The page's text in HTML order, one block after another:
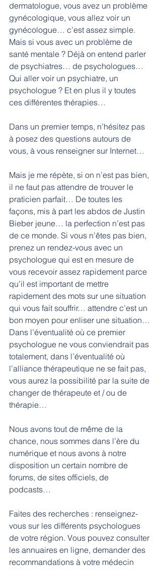
dermatologue, vous avez un problème
gynécologique, vous allez voir un
gynécologue… c’est assez simple.
Mais si vous avec un problème de
santé mentale ? Déjà on entend parler
de psychiatres… de psychologues…
Qui aller voir un psychiatre, un
psychologue ? Et en plus il y toutes
ces différentes thérapies…
Dans un premier temps, n’hésitez pas
à posez des questions autours de
vous, à vous renseigner sur Internet…
Mais je me répète, si on n’est pas bien,
il ne faut pas attendre de trouver le
praticien parfait… De toutes les
façons, mis à part les abdos de Justin
Bieber jeune… la perfection n’est pas
de ce monde. Si vous n’êtes pas bien,
prenez un rendez-vous avec un
psychologue qui est en mesure de
vous recevoir assez rapidement parce
qu’il est important de mettre
rapidement des mots sur une situation
qui vous fait souffrir… attendre c’est un
bon moyen pour enliser une situation…
Dans l’éventualité où ce premier
psychologue ne vous conviendrait pas
totalement, dans l’éventualité où
l’alliance thérapeutique ne se fait pas,
vous aurez la possibilité par la suite de
changer de thérapeute et / ou de
thérapie…
Nous avons tout de même de la
chance, nous sommes dans l’ère du
numérique et nous avons à notre
disposition un certain nombre de
forums, de sites officiels, de
podcasts…
Faites des recherches : renseignez-
vous sur les différents psychologues
de votre région. Vous pouvez consulter
les annuaires en ligne, demander des
recommandations à votre médecin